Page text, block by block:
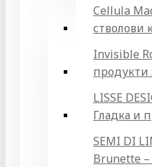
Cellula
стволови
Invisible
продукти
LISSE
Гладка и
SEMI DI
Brunette